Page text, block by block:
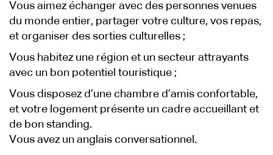
Vous aimez échanger avec des personnes venues
du monde entier, partager votre culture, vos repas,
et organiser des sorties culturelles ;
Vous habitez une région et un secteur attrayants
avec un bon potentiel touristique ;
Vous disposez d’une chambre d’amis confortable,
et votre logement présente un cadre accueillant et
de bon standing.
Vous avez un anglais conversationnel.